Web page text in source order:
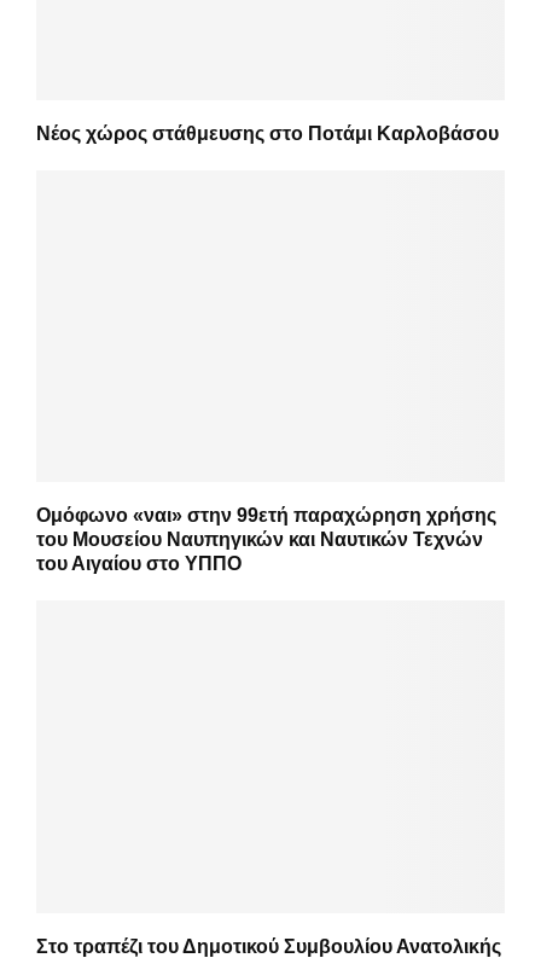
Νέος χώρος στάθμευσης στο Ποτάμι Καρλοβάσου
Ομόφωνο «ναι» στην 99ετή παραχώρηση χρήσης
του Μουσείου Ναυπηγικών και Ναυτικών Τεχνών
του Αιγαίου στο ΥΠΠΟ
Στο τραπέζι του Δημοτικού Συμβουλίου Ανατολικής